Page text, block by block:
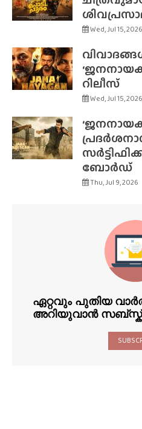
Wed, Jul 15, 2026
റിലീസ്
Wed, Jul 15, 2026
ബോർഡ്
Thu, Jul 9, 2026
ഏറ്റവും പുതിയ
അറിയുവാൻ